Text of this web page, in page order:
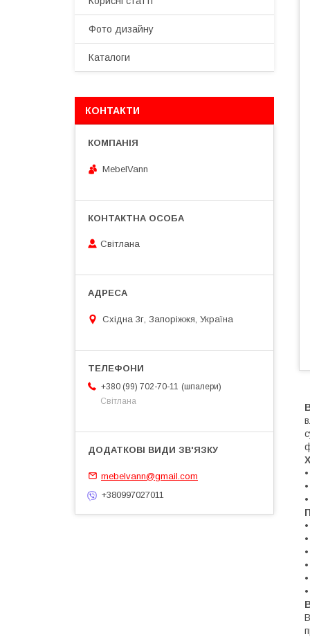
Фото дизайну
Каталоги
КОНТАКТИ
MebelVann
Світлана
Східна 3г, Запоріжжя, Україна
+380 (99) 702-70-11
шпалери
Світлана
mebelvann@gmail.com
+380997027011